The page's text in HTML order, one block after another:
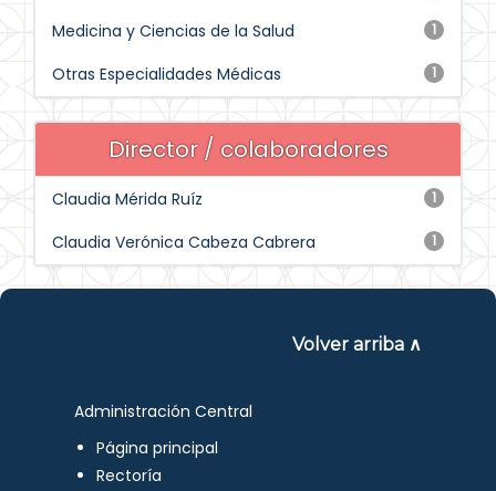
1
Medicina y Ciencias de la Salud
1
Otras Especialidades Médicas
Director / colaboradores
1
Claudia Mérida Ruíz
1
Claudia Verónica Cabeza Cabrera
Volver arriba ∧
Administración Central
Página principal
Rectoría